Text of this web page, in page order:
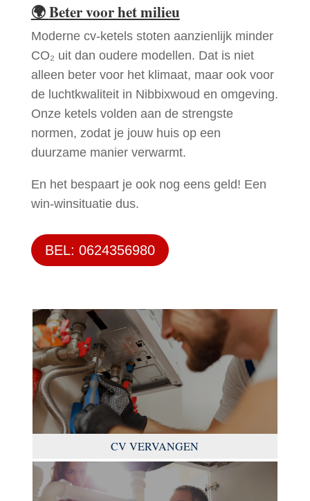
🌍Beter voor het milieu
Moderne cv-ketels stoten aanzienlijk minder
CO₂ uit dan oudere modellen. Dat is niet
alleen beter voor het klimaat, maar ook voor
de luchtkwaliteit in Nibbixwoud en omgeving.
Onze ketels volden aan de strengste
normen, zodat je jouw huis op een
duurzame manier verwarmt.
En het bespaart je ook nog eens geld! Een
win-winsituatie dus.
BEL: 0624356980
CV VERVANGEN